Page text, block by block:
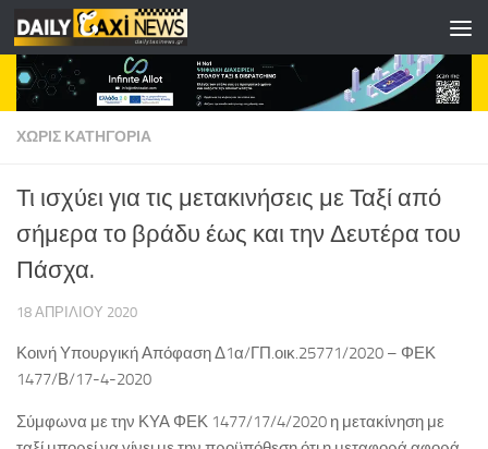
Skip to content
ΧΩΡΊΣ ΚΑΤΗΓΟΡΊΑ
Τι ισχύει για τις μετακινήσεις με Ταξί από
σήμερα το βράδυ έως και την Δευτέρα του
Πάσχα.
18 ΑΠΡΙΛΊΟΥ 2020
Κοινή Υπουργική Απόφαση Δ1α/ΓΠ.οικ.25771/2020 – ΦΕΚ
1477/Β/17-4-2020
Σύμφωνα με την ΚΥΑ ΦΕΚ 1477/17/4/2020 η μετακίνηση με